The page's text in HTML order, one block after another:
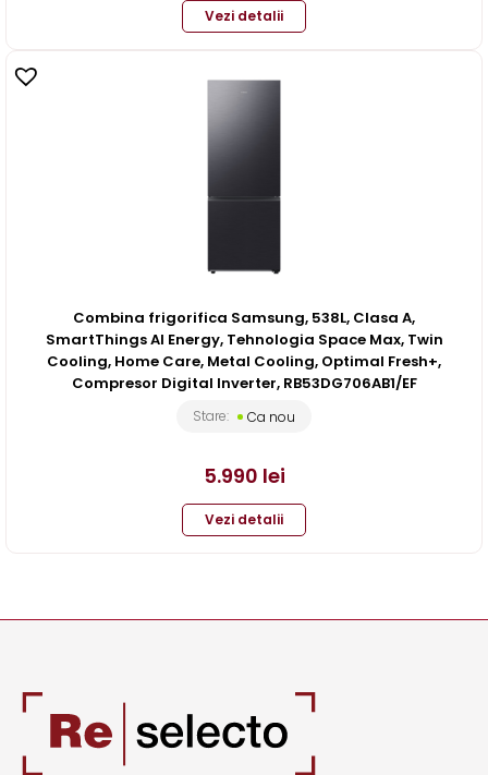
Vezi detalii
Combina frigorifica Samsung, 538L, Clasa A,
SmartThings AI Energy, Tehnologia Space Max, Twin
Cooling, Home Care, Metal Cooling, Optimal Fresh+,
Compresor Digital Inverter, RB53DG706AB1/EF
Stare: Ca nou
5.990 lei
Vezi detalii